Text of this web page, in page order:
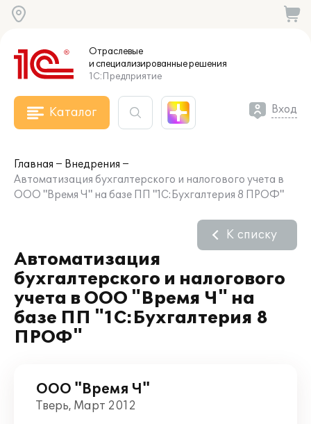
Отраслевые
и специализированныерешения
1С:Предприятие
Каталог Вход
Главная
Внедрения
Автоматизация бухгалтерского и налогового учета в
ООО "Время Ч" на базе ПП "1С:Бухгалтерия 8 ПРОФ"
Автоматизация
бухгалтерского и налогового
учета в ООО "Время Ч" на
базе ПП "1С:Бухгалтерия 8
ПРОФ"
К списку
ООО "Время Ч"
Тверь, Март 2012